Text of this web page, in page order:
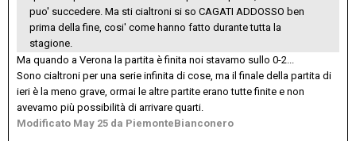
puo' succedere. Ma sti cialtroni si so CAGATI ADDOSSO ben
prima della fine, cosi' come hanno fatto durante tutta la
stagione.
Ma quando a Verona la partita è finita noi stavamo sullo 0-2...
Sono cialtroni per una serie infinita di cose, ma il finale della partita di
ieri è la meno grave, ormai le altre partite erano tutte finite e non
avevamo più possibilità di arrivare quarti.
Modificato May 25 da PiemonteBianconero